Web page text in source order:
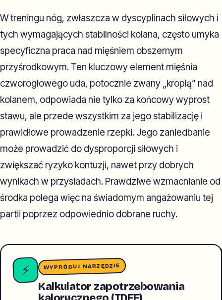
W treningu nóg, zwłaszcza w dyscyplinach siłowych i
tych wymagających stabilności kolana, często umyka
specyficzna praca nad mięśniem obszernym
przyśrodkowym. Ten kluczowy element mięśnia
czworogłowego uda, potocznie zwany „kroplą” nad
kolanem, odpowiada nie tylko za końcowy wyprost
stawu, ale przede wszystkim za jego stabilizację i
prawidłowe prowadzenie rzepki. Jego zaniedbanie
może prowadzić do dysproporcji siłowych i
zwiększać ryzyko kontuzji, nawet przy dobrych
wynikach w przysiadach. Prawdziwe wzmacnianie od
środka polega więc na świadomym angażowaniu tej
partii poprzez odpowiednio dobrane ruchy.
⚡ WYPRÓBUJ NARZĘDZIE
Kalkulator zapotrzebowania